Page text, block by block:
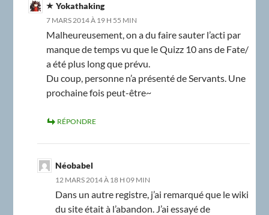
Yokathaking
7 MARS 2014 À 19 H 55 MIN
Malheureusement, on a du faire sauter l’acti par
manque de temps vu que le Quizz 10 ans de Fate/
a été plus long que prévu.
Du coup, personne n’a présenté de Servants. Une
prochaine fois peut-être~
RÉPONDRE
Néobabel
12 MARS 2014 À 18 H 09 MIN
Dans un autre registre, j’ai remarqué que le wiki
du site était à l’abandon. J’ai essayé de